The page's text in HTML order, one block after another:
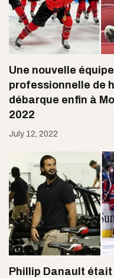
Une nouvelle équipe
professionnelle de
débarque enfin à
2022
July 12, 2022
Phillip Danault était